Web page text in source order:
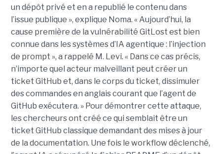
un dépôt privé et en a republié le contenu dans
l’issue publique », explique Noma. « Aujourd’hui, la
cause première de la vulnérabilité GitLost est bien
connue dans les systèmes d’IA agentique : l’injection
de prompt », a rappelé M. Levi. « Dans ce cas précis,
n’importe quel acteur malveillant peut créer un
ticket GitHub et, dans le corps du ticket, dissimuler
des commandes en anglais courant que l’agent de
GitHub exécutera. » Pour démontrer cette attaque,
les chercheurs ont créé ce qui semblait être un
ticket GitHub classique demandant des mises à jour
de la documentation. Une fois le workflow déclenché,